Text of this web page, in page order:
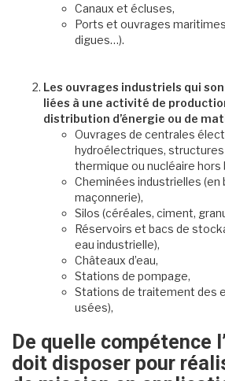
Canaux et écluses,
Ports et ouvrages
digues…).
Les ouvrages industriels qui
liées à une activité de
distribution d’énergie ou de
Ouvrages de centrales
hydroélectriques,
thermique ou nucléaire hors
Cheminées industrielles (en
maçonnerie),
Silos (céréales, ciment,
Réservoirs et bacs de
eau industrielle),
Châteaux d’eau,
Stations de pompage,
Stations de traitement des
usées),
De quelle compétence
doit disposer pour